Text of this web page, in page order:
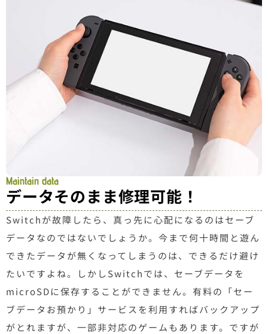
Maintain data
データそのまま修理可能！
Switchが故障したら、真っ先に心配になるのはセーブ
データなのではないでしょうか。今まで何十時間と遊ん
できたデータが無くなってしまうのは、できるだけ避け
たいですよね。しかしSwitchでは、セーブデータを
microSDに保存することができません。有料の「セー
ブデータお預かり」サービスを利用すればバックアップ
がとれますが、一部非対応のゲームもあります。ですが